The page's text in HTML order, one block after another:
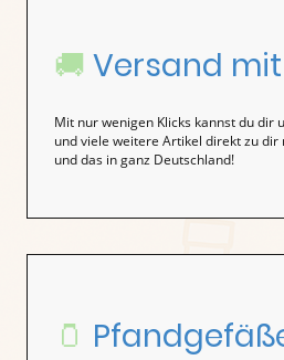
🚚 Versand mit
Mit nur wenigen Klicks kannst du dir
und viele weitere Artikel direkt zu dir
und das in ganz Deutschland!
🫙